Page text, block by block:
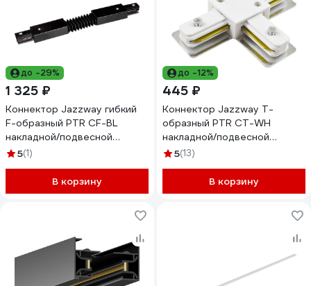
до -29%
1 325 ₽
Коннектор Jazzway гибкий
F-образный PTR CF-BL
накладной/подвесной
шинопровод черный
5(1)
В корзину
до -12%
445 ₽
Коннектор Jazzway T-
образный PTR CT-WH
накладной/подвесной
шинопровод белый 5010864
5(13)
В корзину